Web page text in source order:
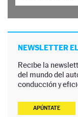
NEWSLETTER
Recibe la
del mundo del
conducción y
APÚNTATE